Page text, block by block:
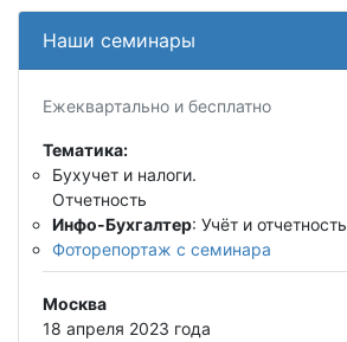
Наши семинары
Ежеквартально и бесплатно
Тематика:
Бухучет и налоги.
Отчетность
Инфо-Бухгалтер: Учёт и отчетность
Фоторепортаж с семинара
Москва
18 апреля 2023 года